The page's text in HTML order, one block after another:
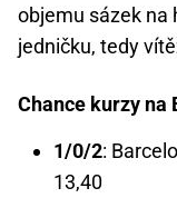
objemu sázek na
jedničku, tedy
Chance kurzy na
1/0/2:
13,40